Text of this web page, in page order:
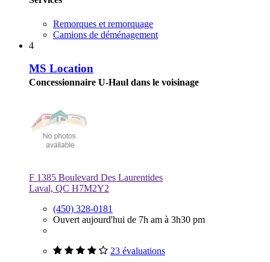
Remorques et remorquage
Camions de déménagement
4
MS Location
Concessionnaire U-Haul dans le voisinage
F 1385 Boulevard Des Laurentides
Laval, QC H7M2Y2
(450) 328-0181
Ouvert aujourd'hui de 7h am à 3h30 pm
23 évaluations